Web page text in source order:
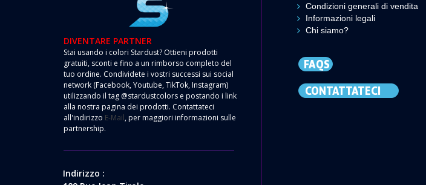
DIVENTARE PARTNER
Stai usando i colori Stardust? Ottieni prodotti
gratuiti, sconti e fino a un rimborso completo del
tuo ordine. Condividete i vostri successi sui social
network (Facebook, Youtube, TikTok, Instagram)
utilizzando il tag @stardustcolors e postando i link
alla nostra pagina dei prodotti. Contattateci
all'indirizzo E-Mail, per maggiori informazioni sulle
partnership.
Indirizzo :
Condizioni generali di vendita
Informazioni legali
Chi siamo?
FAQS
CONTATTATECI